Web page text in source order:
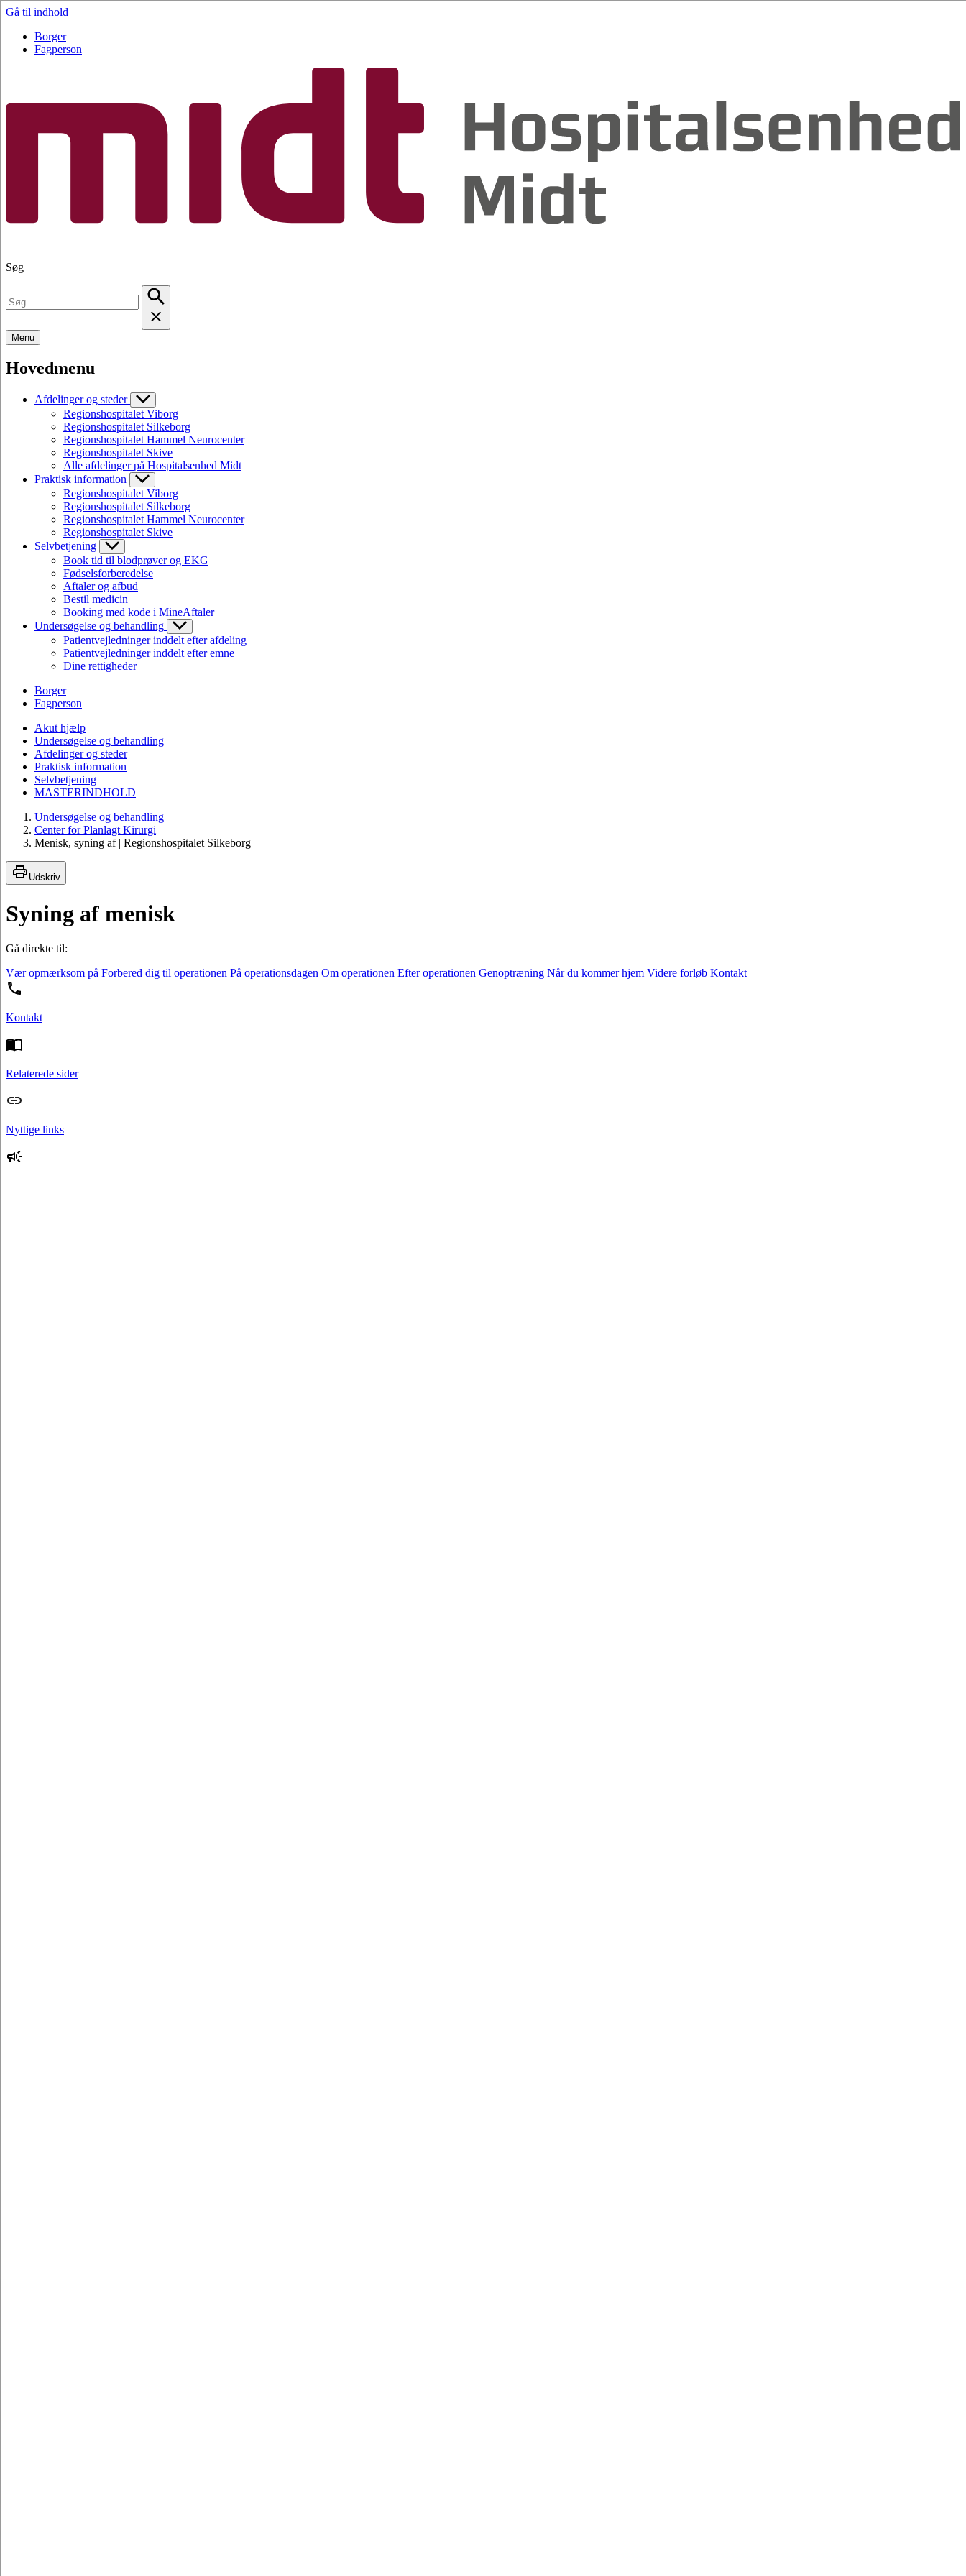
Gå til indhold
Borger
Fagperson
Søg
Menu
Hovedmenu
Afdelinger og steder
Regionshospitalet Viborg
Regionshospitalet Silkeborg
Regionshospitalet Hammel Neurocenter
Regionshospitalet Skive
Alle afdelinger på Hospitalsenhed Midt
Praktisk information
Regionshospitalet Viborg
Regionshospitalet Silkeborg
Regionshospitalet Hammel Neurocenter
Regionshospitalet Skive
Selvbetjening
Book tid til blodprøver og EKG
Fødselsforberedelse
Aftaler og afbud
Bestil medicin
Booking med kode i MineAftaler
Undersøgelse og behandling
Patientvejledninger inddelt efter afdeling
Patientvejledninger inddelt efter emne
Dine rettigheder
Borger
Fagperson
Akut hjælp
Undersøgelse og behandling
Afdelinger og steder
Praktisk information
Selvbetjening
MASTERINDHOLD
Undersøgelse og behandling
Center for Planlagt Kirurgi
Menisk, syning af | Regionshospitalet Silkeborg
Udskriv
Syning af menisk
Gå direkte til:
Vær opmærksom på Forbered dig til operationen På operationsdagen Om operationen Efter operationen Genoptræning Når du kommer hjem Videre forløb Kontakt
Kontakt
Relaterede sider
Nyttige links